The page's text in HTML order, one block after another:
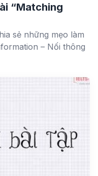
“Matching
sẻ những mẹo làm
– Nối thông